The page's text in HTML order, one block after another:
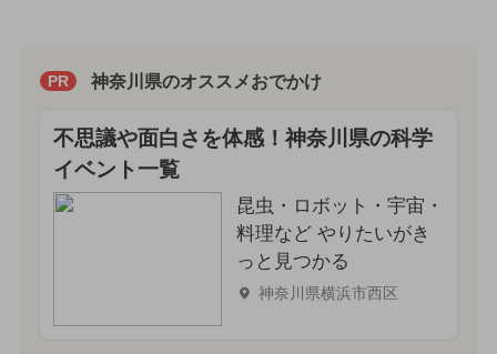
PR 神奈川県のオススメおでかけ
不思議や面白さを体感！神奈川県の科学
イベント一覧
昆虫・ロボット・宇宙・
料理など やりたいがき
っと見つかる
神奈川県横浜市西区